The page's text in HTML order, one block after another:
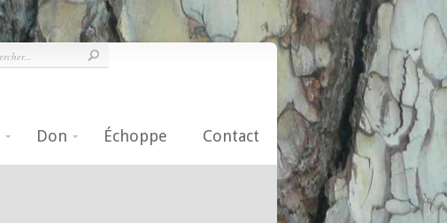
Contact
Échoppe
Don